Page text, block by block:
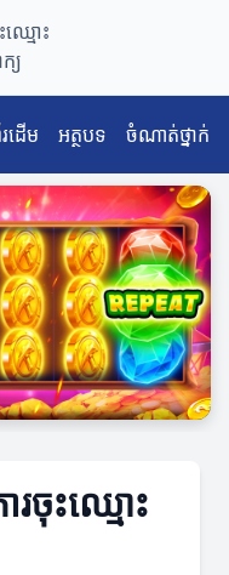
ឈ្មោះ
យ
ដើម អត្ថបទ ចំណាត់ថ្នាក់
រចុះឈ្មោះ